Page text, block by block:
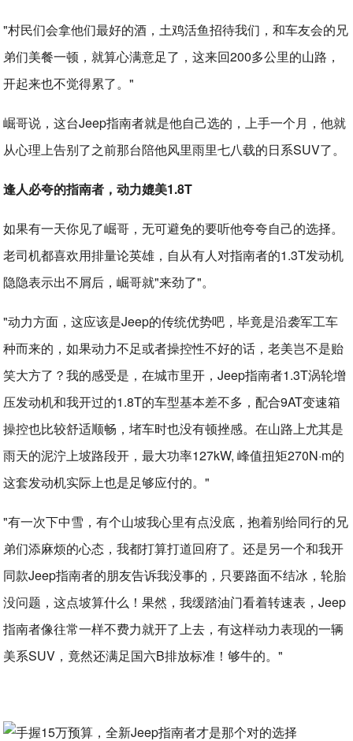
"村民们会拿他们最好的酒，土鸡活鱼招待我们，和车友会的兄
弟们美餐一顿，就算心满意足了，这来回200多公里的山路，
开起来也不觉得累了。"
崛哥说，这台Jeep指南者就是他自己选的，上手一个月，他就
从心理上告别了之前那台陪他风里雨里七八载的日系SUV了。
逢人必夸的指南者，动力媲美1.8T
如果有一天你见了崛哥，无可避免的要听他夸夸自己的选择。
老司机都喜欢用排量论英雄，自从有人对指南者的1.3T发动机
隐隐表示出不屑后，崛哥就"来劲了"。
"动力方面，这应该是Jeep的传统优势吧，毕竟是沿袭军工车
种而来的，如果动力不足或者操控性不好的话，老美岂不是贻
笑大方了？我的感受是，在城市里开，Jeep指南者1.3T涡轮增
压发动机和我开过的1.8T的车型基本差不多，配合9AT变速箱
操控也比较舒适顺畅，堵车时也没有顿挫感。在山路上尤其是
雨天的泥泞上坡路段开，最大功率127kW, 峰值扭矩270N·m的
这套发动机实际上也是足够应付的。"
"有一次下中雪，有个山坡我心里有点没底，抱着别给同行的兄
弟们添麻烦的心态，我都打算打道回府了。还是另一个和我开
同款Jeep指南者的朋友告诉我没事的，只要路面不结冰，轮胎
没问题，这点坡算什么！果然，我缓踏油门看着转速表，Jeep
指南者像往常一样不费力就开了上去，有这样动力表现的一辆
美系SUV，竟然还满足国六B排放标准！够牛的。"